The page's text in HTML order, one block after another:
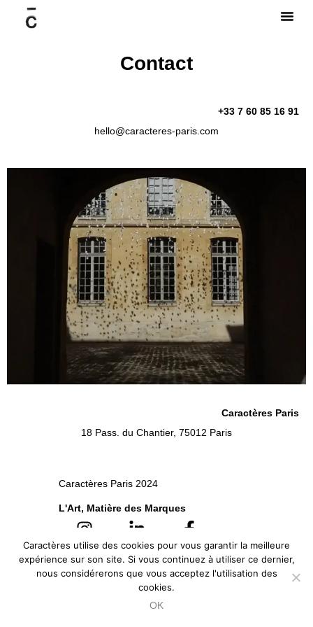
Contact
+33 7 60 85 16 91
hello@caracteres-paris.com
Caractères Paris
18 Pass. du Chantier, 75012 Paris
Caractères Paris 2024
L'Art, Matière des Marques
Politique de Confidentialité
Caractères utilise des cookies pour vous garantir la meilleure
expérience sur son site. Si vous continuez à utiliser ce dernier,
nous considérerons que vous acceptez l'utilisation des
cookies.
OK